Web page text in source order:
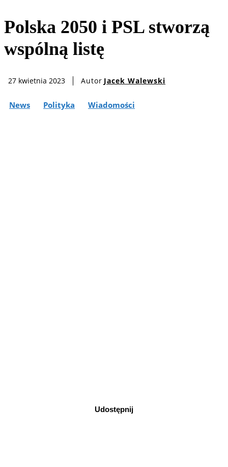
Polska 2050 i PSL stworzą
wspólną listę
27 kwietnia 2023 Autor Jacek Walewski
News Polityka Wiadomości
Udostępnij